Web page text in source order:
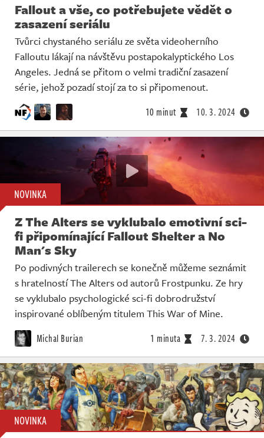
Fallout a vše, co potřebujete vědět o
zasazení seriálu
Tvůrci chystaného seriálu ze světa videoherního
Falloutu lákají na návštěvu postapokalyptického Los
Angeles. Jedná se přitom o velmi tradiční zasazení
série, jehož pozadí stojí za to si připomenout.
10 minut 10. 3. 2024
NOVINKA
Z The Alters se vyklubalo emotivní sci-
fi připomínající Fallout Shelter a No
Man's Sky
Po podivných trailerech se konečně můžeme seznámit
s hratelností The Alters od autorů Frostpunku. Ze hry
se vyklubalo psychologické sci-fi dobrodružství
inspirované oblíbeným titulem This War of Mine.
Michal Burian 1 minuta 7. 3. 2024
NOVINKA